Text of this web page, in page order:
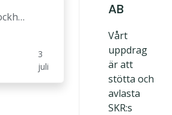
3
juli
AB
Vårt
uppdrag
är att
stötta och
avlasta
SKR:s